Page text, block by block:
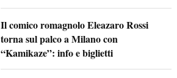
Il comico romagnolo Eleazaro Rossi
torna sul palco a Milano con
“Kamikaze”: info e biglietti